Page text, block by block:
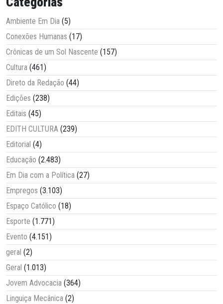
Ambiente Em Dia (5)
Conexões Humanas (17)
Crônicas de um Sol Nascente (157)
Cultura (461)
Direto da Redação (44)
Edições (238)
Editais (45)
EDITH CULTURA (239)
Editorial (4)
Educação (2.483)
Em Dia com a Política (27)
Empregos (3.103)
Espaço Católico (18)
Esporte (1.771)
Evento (4.151)
geral (2)
Geral (1.013)
Jovem Advocacia (364)
Linguiça Mecânica (2)